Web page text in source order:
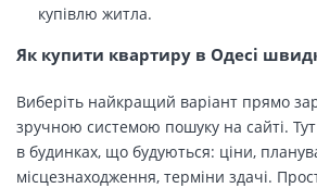
купівлю житла.
Як купити квартиру в Одесі
Виберіть найкращий варіант прямо
зручною системою пошуку на сайті.
в будинках, що будуються: ціни,
місцезнаходження, терміни здачі.